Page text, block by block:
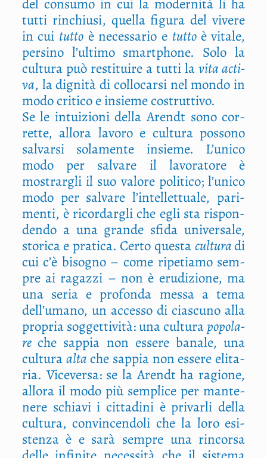
tut­ti rin­chiu­si, quel­la figu­ra del vive­re
in cui tut­to è neces­sa­rio e tut­to è vita­le,
per­si­no l’ultimo smart­pho­ne. Solo la
cul­tu­ra può resti­tui­re a tut­ti lavita acti­
va, la digni­tà di col­lo­car­si nel mon­do in
modo cri­ti­co e insie­me costruttivo.
Se le intui­zio­ni del­la Arendt sono cor­
ret­te, allo­ra lavo­ro e cul­tu­ra pos­so­no
sal­var­si sola­men­te insie­me. L’unico
modo per sal­va­re il lavo­ra­to­re è
mostrar­gli il suo valo­re poli­ti­co; l’unico
modo per sal­va­re l’intellettuale, pari­
men­ti, è ricor­dar­gli che egli sta rispon­
den­do a una gran­de sfi­da uni­ver­sa­le,
sto­ri­ca e pra­ti­ca. Cer­to que­stacul­tu­radi
cui c’è biso­gno – come ripe­tia­mo sem­
pre ai ragaz­zi – non è eru­di­zio­ne, ma
una seria e pro­fon­da mes­sa a tema
dell’umano, un acces­so di cia­scu­no alla
pro­pria sog­get­ti­vi­tà: una cul­tu­rapopo­la­
reche sap­pia non esse­re bana­le, una
cul­tu­raaltache sap­pia non esse­re eli­ta­
ria. Vice­ver­sa: se la Arendt ha ragio­ne,
allo­ra il modo più sem­pli­ce per man­te­
ne­re schia­vi i cit­ta­di­ni è pri­var­li del­la
cul­tu­ra, con­vin­cen­do­li che la loro esi­
sten­za è e sarà sem­pre una rin­cor­sa